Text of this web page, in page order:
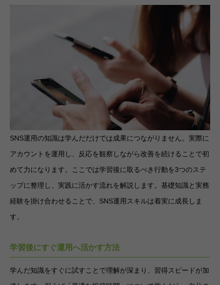
SNS運用の知識は学んだだけでは成果につながりません。実際に
アカウントを運用し、反応を観察しながら改善を続けることで初
めて力になります。ここでは学習後に取るべき行動を3つのステ
ップに整理し、実践に活かす流れを解説します。基礎知識と実務
経験を掛け合わせることで、SNS運用スキルは着実に成長しま
す。
学習後にすぐ運用へ活かす方法
学んだ知識をすぐに試すことで理解が深まり、習得スピードが加